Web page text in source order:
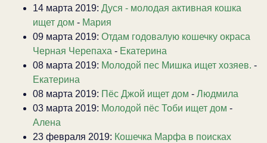
14 марта 2019: Дуся - молодая активная кошка
ищет дом - Мария
09 марта 2019: Отдам годовалую кошечку окраса
Черная Черепаха - Екатерина
08 марта 2019: Молодой пес Мишка ищет хозяев. -
Екатерина
08 марта 2019: Пёс Джой ищет дом - Людмила
03 марта 2019: Молодой пёс Тоби ищет дом -
Алена
23 февраля 2019: Кошечка Марфа в поисках